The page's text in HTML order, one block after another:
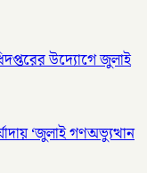
উদ্যোগে জুলাই
‘জুলাই গণঅভ্যুত্থান